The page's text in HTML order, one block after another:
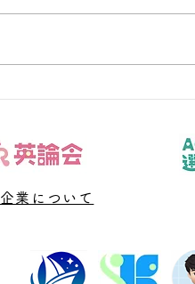
、どう乗り越
業について